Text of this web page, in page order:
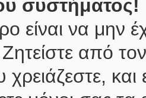
συστήματος!
είναι να μην
Ζητείστε από
και